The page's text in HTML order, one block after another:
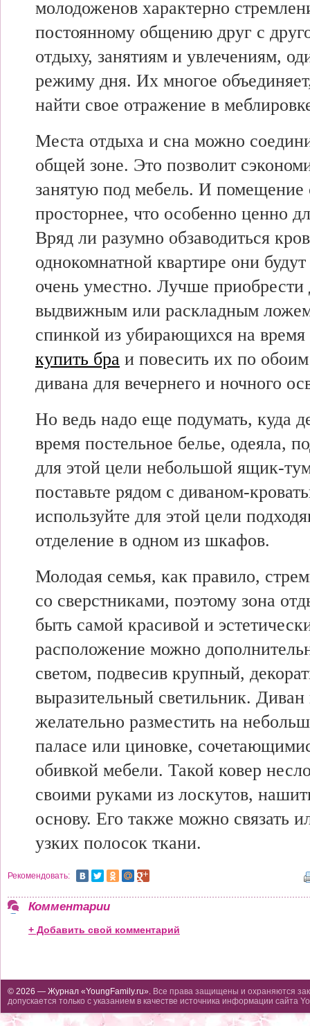
молодоженов характерно
постоянному общению друг с
отдыху, занятиям и увлечениям,
режиму дня. Их многое
найти свое отражение в
Места отдыха и сна можно
общей зоне. Это позволит
занятую под мебель. И помещение
просторнее, что особенно ценно
Вряд ли разумно обзаводиться
однокомнатной квартире они
очень уместно. Лучше приобрести
выдвижным или раскладным
спинкой из убирающихся на
купить бра и повесить их по
дивана для вечернего и ночного
Но ведь надо еще подумать, куда
время постельное белье, одеяла,
для этой цели небольшой ящик-
поставьте рядом с диваном-
используйте для этой цели
отделение в одном из шкафов.
Молодая семья, как правило,
со сверстниками, поэтому зона
быть самой красивой и
расположение можно
светом, подвесив крупный,
выразительный светильник. Диван
желательно разместить на
паласе или циновке,
обивкой мебели. Такой ковер
своими руками из лоскутов,
основу. Его также можно связать
узких полосок ткани.
Рекомендовать:
Комментарии
+ Добавить свой комментарий
© 2026 — Журнал «YoungFamily.ru». Все права защищены и охраняются
допускается только с указанием в качестве источника информации сайта